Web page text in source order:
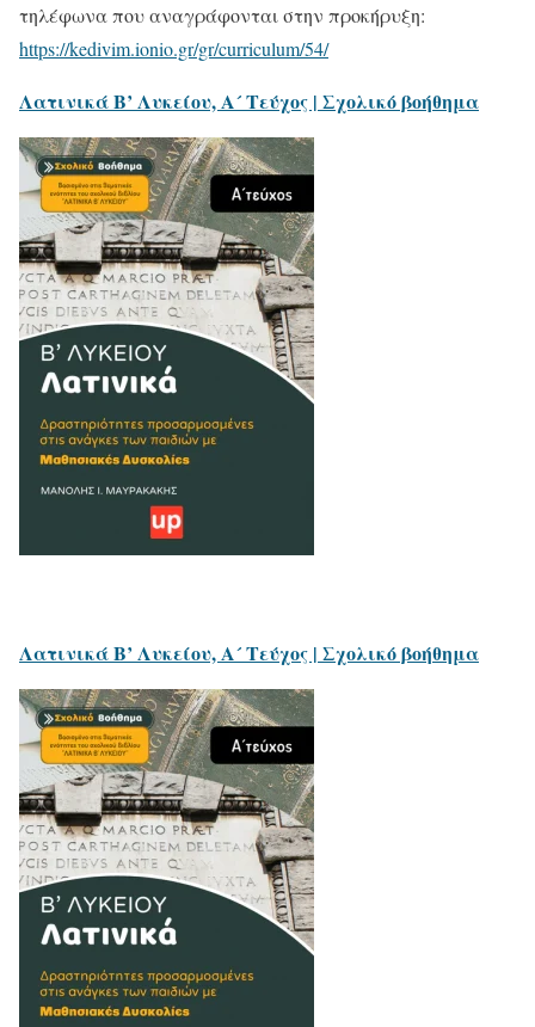
τηλέφωνα που αναγράφονται στην προκήρυξη:
https://kedivim.ionio.gr/gr/curriculum/54/
Λατινικά Β’ Λυκείου, Α´ Τεύχος | Σχολικό βοήθημα
Λατινικά Β’ Λυκείου, Α´ Τεύχος | Σχολικό βοήθημα